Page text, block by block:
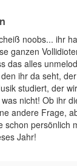
noobs... ihr
ganzen
das alles
ihr da seht,
studiert, der
nicht! Ob ihr
andere Frage,
schon persönlich
Jahr!